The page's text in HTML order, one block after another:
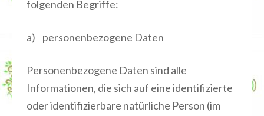
folgenden Begriffe:
a) personenbezogene Daten
Personenbezogene Daten sind alle
Informationen, die sich auf eine identifizierte
oder identifizierbare natürliche Person (im